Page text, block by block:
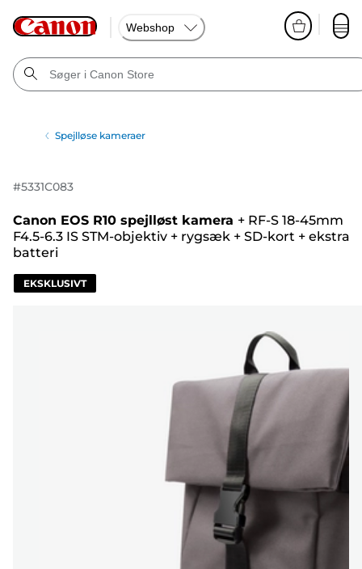
Webshop
Spejlløse kameraer
#5331C083
Canon EOS R10 spejlløst kamera + RF-S 18-45mm
F4.5-6.3 IS STM-objektiv + rygsæk + SD-kort + ekstra
batteri
EKSKLUSIVT